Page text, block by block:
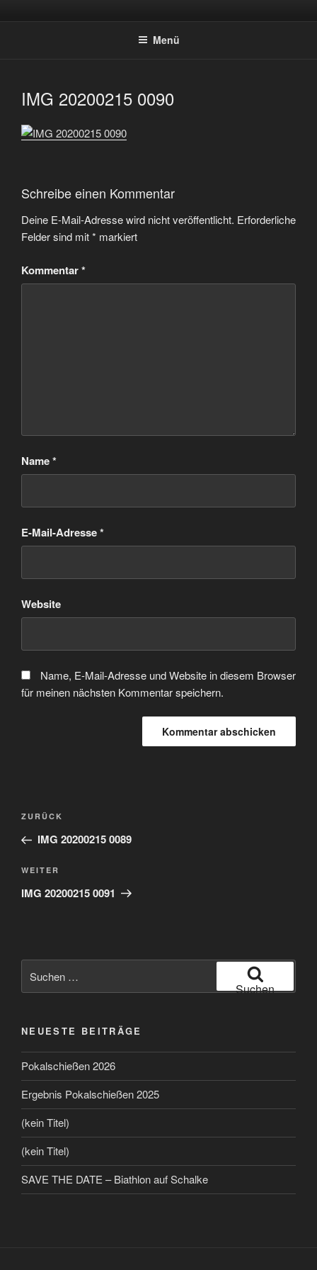
InhaltSPORTSCHÜTZEN HOLTWICK
Menü
IMG 20200215 0090
Schreibe einen Kommentar
Deine E-Mail-Adresse wird nicht veröffentlicht. Erforderliche
Felder sind mit* markiert
Kommentar*
Name*
E-Mail-Adresse*
Website
Name, E-Mail-Adresse und Website in diesem Browser
für meinen nächsten Kommentar speichern.
Beitragsnavigation
Vorheriger
Beitrag
ZURÜCK
IMG 20200215 0089
Nächster
Beitrag
WEITER
IMG 20200215 0091
nach:
Suchen
NEUESTE BEITRÄGE
Pokalschießen 2026
Ergebnis Pokalschießen 2025
(kein Titel)
(kein Titel)
SAVE THE DATE – Biathlon auf Schalke